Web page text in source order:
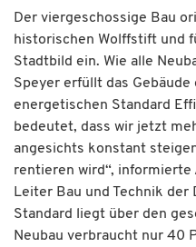
Der viergeschossige Bau
historischen Wolffstift und
Stadtbild ein. Wie alle
Speyer erfüllt das Gebäude
energetischen Standard
bedeutet, dass wir jetzt
angesichts konstant
rentieren wird“,
Leiter Bau und Technik der
Standard liegt über den
Neubau verbraucht nur 40